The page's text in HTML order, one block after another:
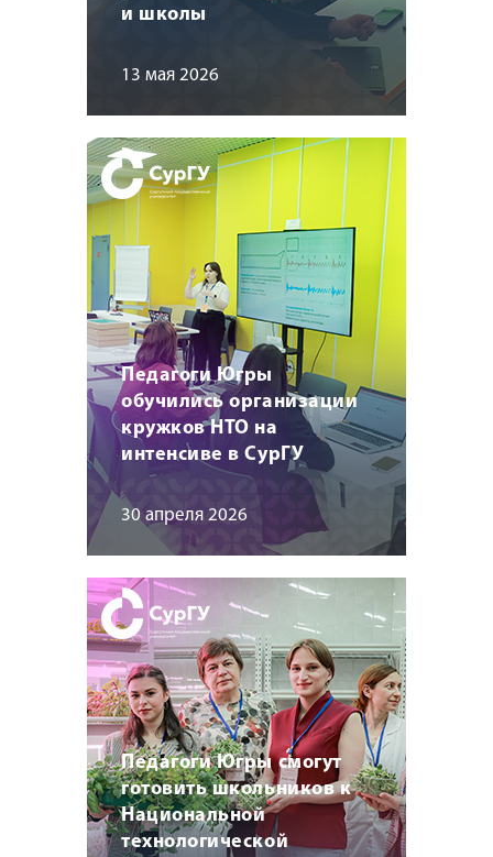
и школы
13 мая 2026
Педагоги Югры
обучились организации
кружков НТО на
интенсиве в СурГУ
30 апреля 2026
Педагоги Югры смогут
готовить школьников к
Национальной
технологической